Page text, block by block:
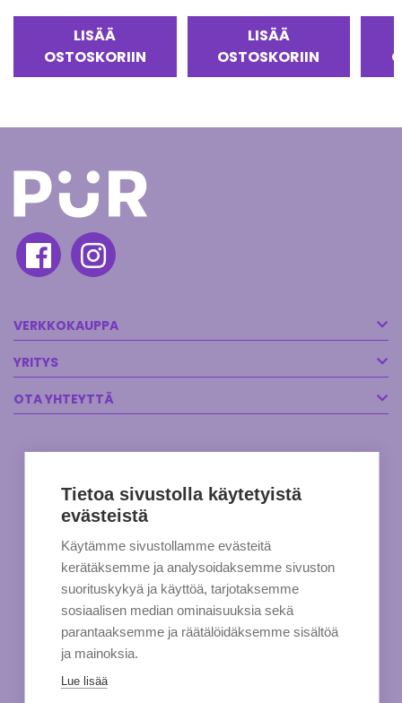
LISÄÄ
OSTOSKORIIN
LISÄÄ
OSTOSKORIIN
VERKKOKAUPPA
YRITYS
OTA YHTEYTTÄ
Tietoa sivustolla käytetyistä
evästeistä
Käytämme sivustollamme evästeitä
kerätäksemme ja analysoidaksemme sivuston
suorituskykyä ja käyttöä, tarjotaksemme
sosiaalisen median ominaisuuksia sekä
parantaaksemme ja räätälöidäksemme sisältöä
ja mainoksia.
Lue lisää